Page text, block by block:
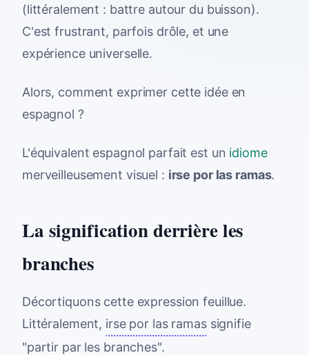
(littéralement : battre autour du buisson).
C'est frustrant, parfois drôle, et une
expérience universelle.
Alors, comment exprimer cette idée en
espagnol ?
L'équivalent espagnol parfait est un idiome
merveilleusement visuel : irse por las ramas.
La signification derrière les
branches
Décortiquons cette expression feuillue.
Littéralement, irse por las ramassignifie
"partir par les branches".